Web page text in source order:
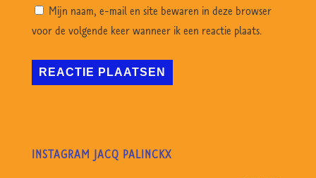
Mijn naam, e-mail en site bewaren in deze browser
voor de volgende keer wanneer ik een reactie plaats.
INSTAGRAM JACQ PALINCKX